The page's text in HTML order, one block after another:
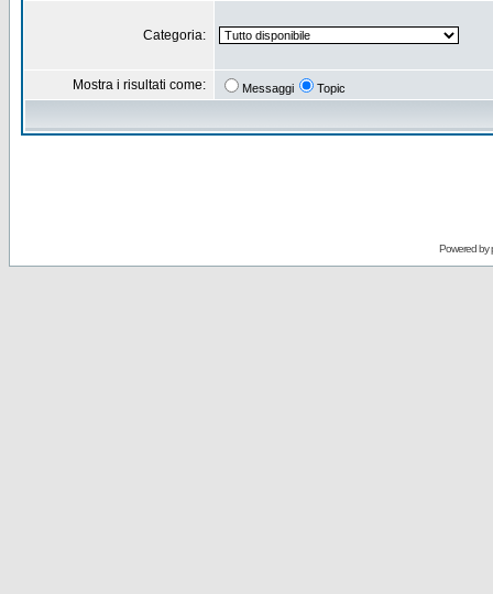
Categoria:
Mostra i risultati come: Messaggi Topic
Powered by